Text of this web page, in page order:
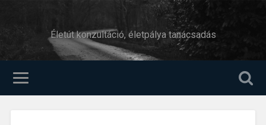
Életút konzultáció, életpálya tanácsadás